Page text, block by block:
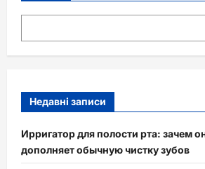
Недавні записи
Ирригатор для полости рта: зачем
дополняет обычную чистку зубов